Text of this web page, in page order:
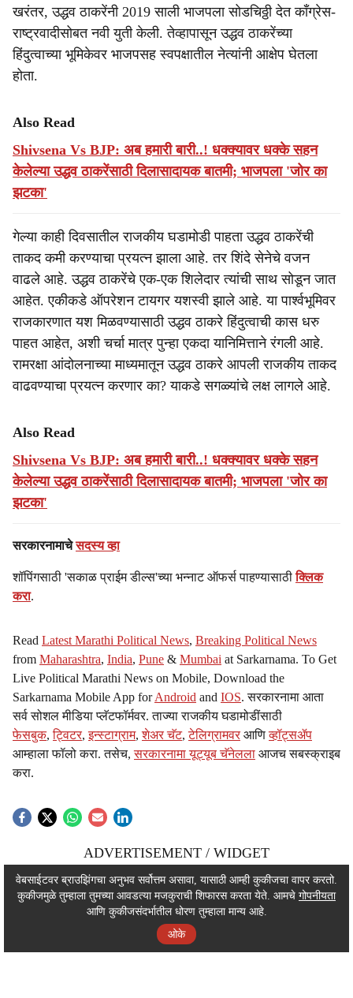
खरंतर, उद्धव ठाकरेंनी 2019 साली भाजपला सोडचिठ्ठी देत काँग्रेस-
राष्ट्रवादीसोबत नवी युती केली. तेव्हापासून उद्धव ठाकरेंच्या
हिंदुत्वाच्या भूमिकेवर भाजपसह स्वपक्षातील नेत्यांनी आक्षेप घेतला
होता.
Also Read
Shivsena Vs BJP: अब हमारी बारी..! धक्क्यावर धक्के सहन
केलेल्या उद्धव ठाकरेंसाठी दिलासादायक बातमी; भाजपला 'जोर का
झटका'
गेल्या काही दिवसातील राजकीय घडामोडी पाहता उद्धव ठाकरेंची
ताकद कमी करण्याचा प्रयत्न झाला आहे. तर शिंदे सेनेचे वजन
वाढले आहे. उद्धव ठाकरेंचे एक-एक शिलेदार त्यांची साथ सोडून जात
आहेत. एकीकडे ऑपरेशन टायगर यशस्वी झाले आहे. या पार्श्वभूमिवर
राजकारणात यश मिळवण्यासाठी उद्धव ठाकरे हिंदुत्वाची कास धरु
पाहत आहेत, अशी चर्चा मात्र पुन्हा एकदा यानिमित्ताने रंगली आहे.
रामरक्षा आंदोलनाच्या माध्यमातून उद्धव ठाकरे आपली राजकीय ताकद
वाढवण्याचा प्रयत्न करणार का? याकडे सगळ्यांचे लक्ष लागले आहे.
Also Read
Shivsena Vs BJP: अब हमारी बारी..! धक्क्यावर धक्के सहन
केलेल्या उद्धव ठाकरेंसाठी दिलासादायक बातमी; भाजपला 'जोर का
झटका'
सरकारनामाचेसदस्य व्हा
शॉपिंगसाठी 'सकाळ प्राईम डील्स'च्या भन्नाट ऑफर्स पाहण्यासाठीक्लिक
करा.
Read Latest Marathi Political News, Breaking Political News
from Maharashtra, India, Pune & Mumbai at Sarkarnama. To Get
Live Political Marathi News on Mobile, Download the
Sarkarnama Mobile App forAndroid and IOS. सरकारनामा आता
सर्व सोशल मीडिया प्लॅटफॉर्मवर. ताज्या राजकीय घडामोडींसाठी
फेसबुक,ट्विटर,इन्स्टाग्राम,शेअर चॅट,टेलिग्रामवर आणिव्हॉट्सॲप
आम्हाला फॉलो करा. तसेच,सरकारनामा यूट्यूब चॅनेलला आजच सबस्क्राइब
करा.
ADVERTISEMENT / WIDGET
ADVERTISEMENT / WIDGET
ADVERTISEMENT / WIDGET
वेबसाईटवर ब्राउझिंगचा अनुभव सर्वोत्तम असावा, यासाठी आम्ही कुकीजचा वापर करतो.
कुकीजमुळे तुम्हाला तुमच्या आवडत्या मजकुराची शिफारस करता येते. आमचे गोपनीयता
आणि कुकीजसंदर्भातील धोरण तुम्हाला मान्य आहे.
ओके